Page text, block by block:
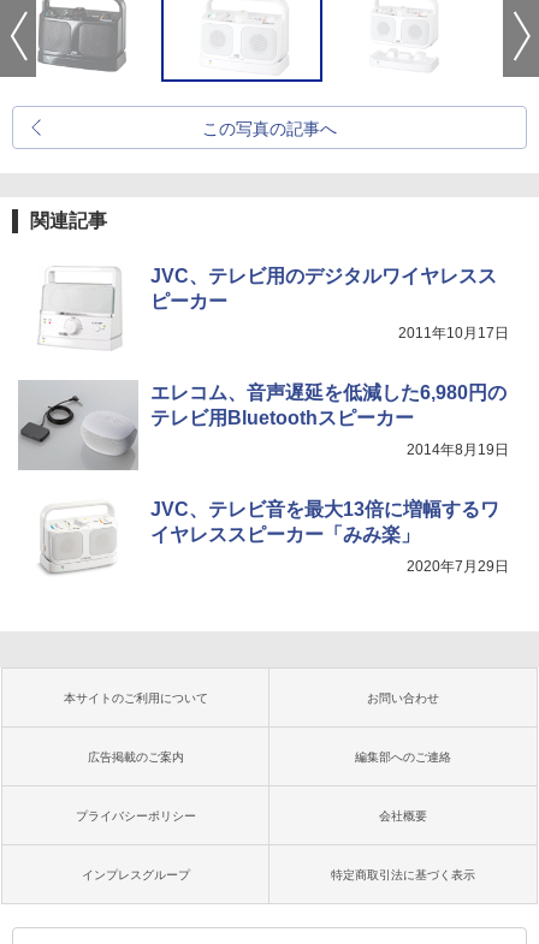
この写真の記事へ
関連記事
JVC、テレビ用のデジタルワイヤレスス
ピーカー
2011年10月17日
エレコム、音声遅延を低減した6,980円の
テレビ用Bluetoothスピーカー
2014年8月19日
JVC、テレビ音を最大13倍に増幅するワ
イヤレススピーカー「みみ楽」
2020年7月29日
本サイトのご利用について お問い合わせ
広告掲載のご案内 編集部へのご連絡
プライバシーポリシー 会社概要
インプレスグループ 特定商取引法に基づく表示